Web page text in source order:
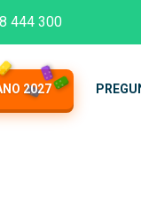
444 300
2027